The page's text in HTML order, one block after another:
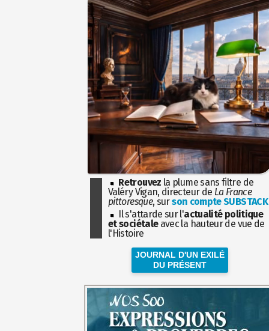
Retrouvez la plume sans filtre de
Valéry Vigan, directeur de La France
pittoresque, surson compte SUBSTACK
Il s'attarde sur l'actualité politique
et sociétaleavec la hauteur de vue de
l'Histoire
JOURNAL D'UN EXILÉ
DU PRÉSENT